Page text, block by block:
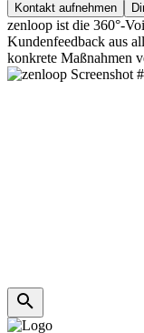
Kontakt aufnehmen
zenloop ist die 360°-
Kundenfeedback aus
konkrete Maßnahmen